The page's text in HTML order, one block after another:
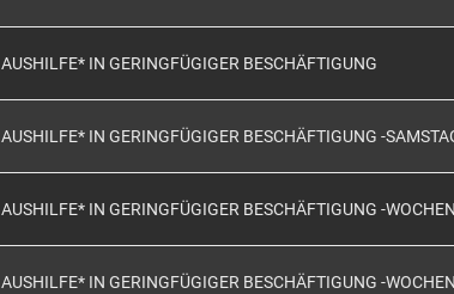
AUSHILFE* IN GERINGFÜGIGER BESCHÄFTIGUNG
AUSHILFE* IN GERINGFÜGIGER BESCHÄFTIGUNG -
AUSHILFE* IN GERINGFÜGIGER BESCHÄFTIGUNG -
AUSHILFE* IN GERINGFÜGIGER BESCHÄFTIGUNG -